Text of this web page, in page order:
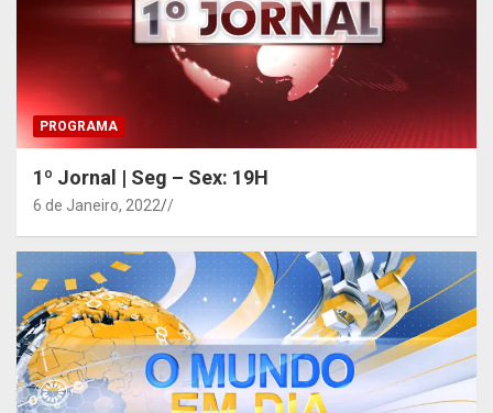
PROGRAMA
1º Jornal | Seg – Sex: 19H
6 de Janeiro, 2022 /